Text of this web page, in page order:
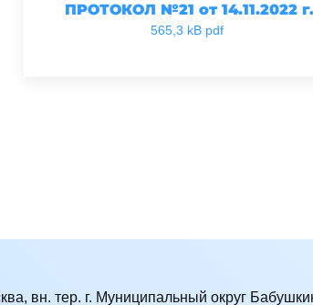
ПРОТОКОЛ №21 от 14.11.2022 г.
565,3 kB pdf
вн. тер. г. Муниципальный округ